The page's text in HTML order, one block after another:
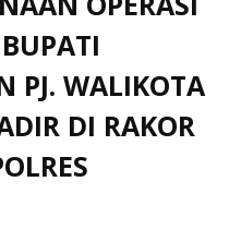
PJ. WALIKOTA
DI RAKOR